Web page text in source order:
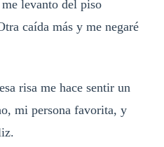
levanto del piso
caída más y me negaré
risa me hace sentir un
mi persona favorita, y